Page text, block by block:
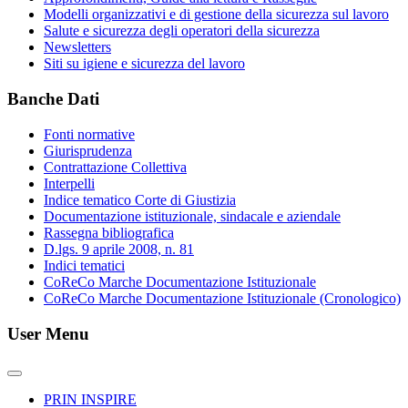
Modelli organizzativi e di gestione della sicurezza sul lavoro
Salute e sicurezza degli operatori della sicurezza
Newsletters
Siti su igiene e sicurezza del lavoro
Banche Dati
Fonti normative
Giurisprudenza
Contrattazione Collettiva
Interpelli
Indice tematico Corte di Giustizia
Documentazione istituzionale, sindacale e aziendale
Rassegna bibliografica
D.lgs. 9 aprile 2008, n. 81
Indici tematici
CoReCo Marche Documentazione Istituzionale
CoReCo Marche Documentazione Istituzionale (Cronologico)
User Menu
PRIN INSPIRE